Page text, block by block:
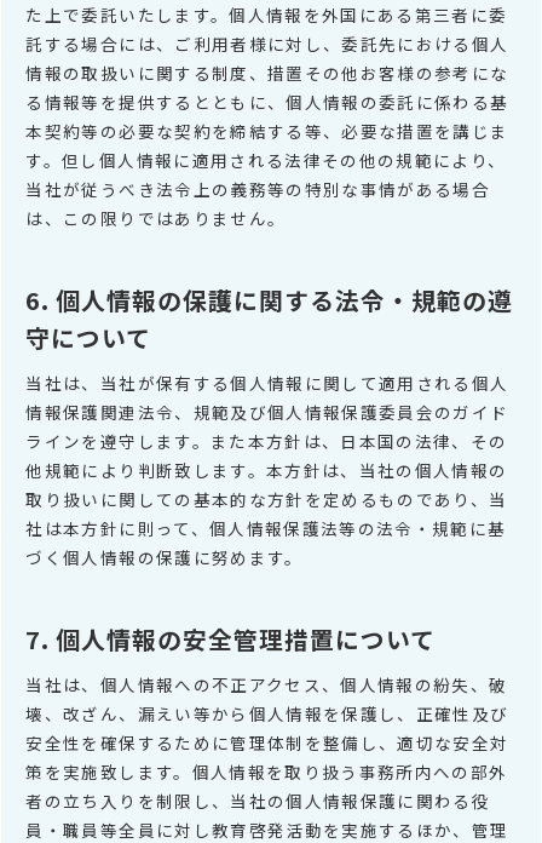
た上で委託いたします。個人情報を外国にある第三者に委
託する場合には、ご利用者様に対し、委託先における個人
情報の取扱いに関する制度、措置その他お客様の参考にな
る情報等を提供するとともに、個人情報の委託に係わる基
本契約等の必要な契約を締結する等、必要な措置を講じま
す。但し個人情報に適用される法律その他の規範により、
当社が従うべき法令上の義務等の特別な事情がある場合
は、この限りではありません。
6. 個人情報の保護に関する法令・規範の遵
守について
当社は、当社が保有する個人情報に関して適用される個人
情報保護関連法令、規範及び個人情報保護委員会のガイド
ラインを遵守します。また本方針は、日本国の法律、その
他規範により判断致します。本方針は、当社の個人情報の
取り扱いに関しての基本的な方針を定めるものであり、当
社は本方針に則って、個人情報保護法等の法令・規範に基
づく個人情報の保護に努めます。
7. 個人情報の安全管理措置について
当社は、個人情報への不正アクセス、個人情報の紛失、破
壊、改ざん、漏えい等から個人情報を保護し、正確性及び
安全性を確保するために管理体制を整備し、適切な安全対
策を実施致します。個人情報を取り扱う事務所内への部外
者の立ち入りを制限し、当社の個人情報保護に関わる役
員・職員等全員に対し教育啓発活動を実施するほか、管理